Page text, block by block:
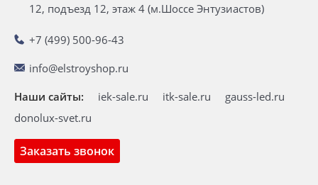
12, подъезд 12, этаж 4 (м.Шоссе Энтузиастов)
+7 (499) 500-96-43
info@elstroyshop.ru
Заказать звонок
Наши сайты: iek-sale.ru itk-sale.ru
gauss-led.ru
donolux-svet.ru